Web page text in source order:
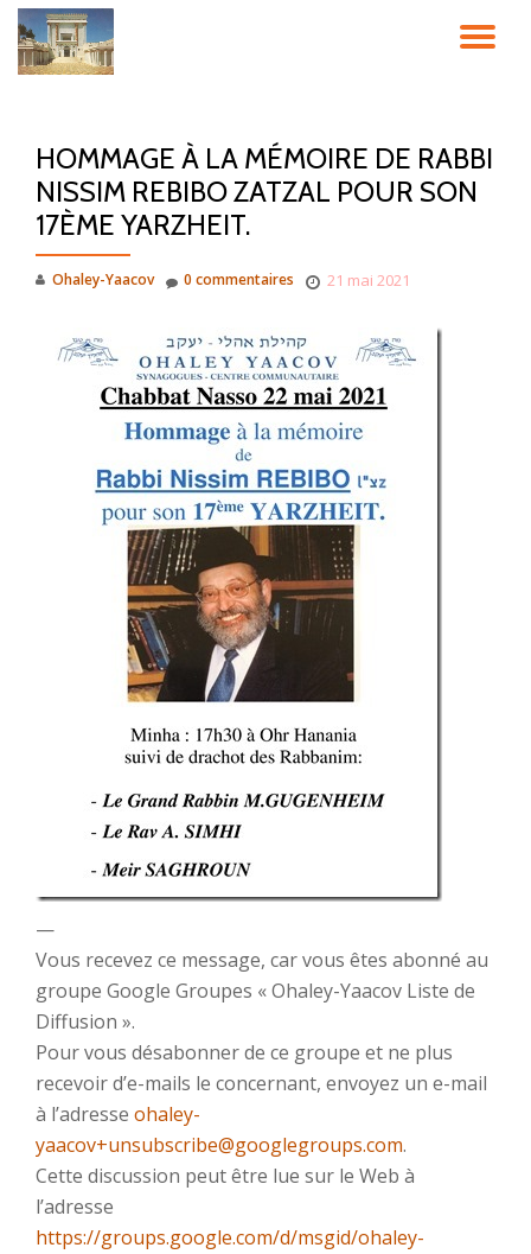
Aller
HOMMAGE À LA MÉMOIRE DE RABBI
NISSIM REBIBO ZATZAL POUR SON
17ÈME YARZHEIT.
Ohaley-Yaacov 21 mai 2021
0 commentaires
—
Vous recevez ce message, car vous êtes abonné au
groupe Google Groupes « Ohaley-Yaacov Liste de
Diffusion ».
Pour vous désabonner de ce groupe et ne plus
recevoir d’e-mails le concernant, envoyez un e-mail
à l’adresse ohaley-
yaacov+unsubscribe@googlegroups.com.
Cette discussion peut être lue sur le Web à
l’adresse
https://groups.google.com/d/msgid/ohaley-